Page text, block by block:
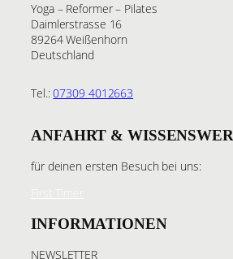
Yoga – Reformer – Pilates
Daimlerstrasse 16
89264 Weißenhorn
Deutschland
Tel.:07309 4012663
ANFAHRT &
für deinen ersten Besuch bei uns:
INFORMATIONEN
NEWSLETTER